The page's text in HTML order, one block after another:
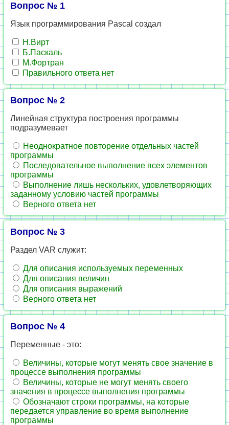
Вопрос № 1
Язык программирования Pascal создал
Н.Вирт
Б.Паскаль
М.Фортран
Правильного ответа нет
Вопрос № 2
Линейная структура построения программы
подразумевает
Неоднократное повторение отдельных частей
программы
Последовательное выполнение всех элементов
программы
Выполнение лишь нескольких, удовлетворяющих
заданному условию частей программы
Верного ответа нет
Вопрос № 3
Раздел VAR служит:
Для описания используемых переменных
Для описания величин
Для описания выражений
Верного ответа нет
Вопрос № 4
Переменные - это:
Величины, которые могут менять свое значение в
процессе выполнения программы
Величины, которые не могут менять своего
значения в процессе выполнения программы
Обозначают строки программы, на которые
передается управление во время выполнение
программы